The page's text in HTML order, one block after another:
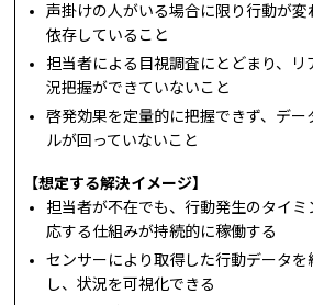
声掛けの人がいる場合に限り行動が変
依存していること
担当者による目視調査にとどまり、リ
況把握ができていないこと
啓発効果を定量的に把握できず、デー
ルが回っていないこと
【想定する解決イメージ】
担当者が不在でも、行動発生のタイ
応する仕組みが持続的に稼働する
センサーにより取得した行動データ
し、状況を可視化できる